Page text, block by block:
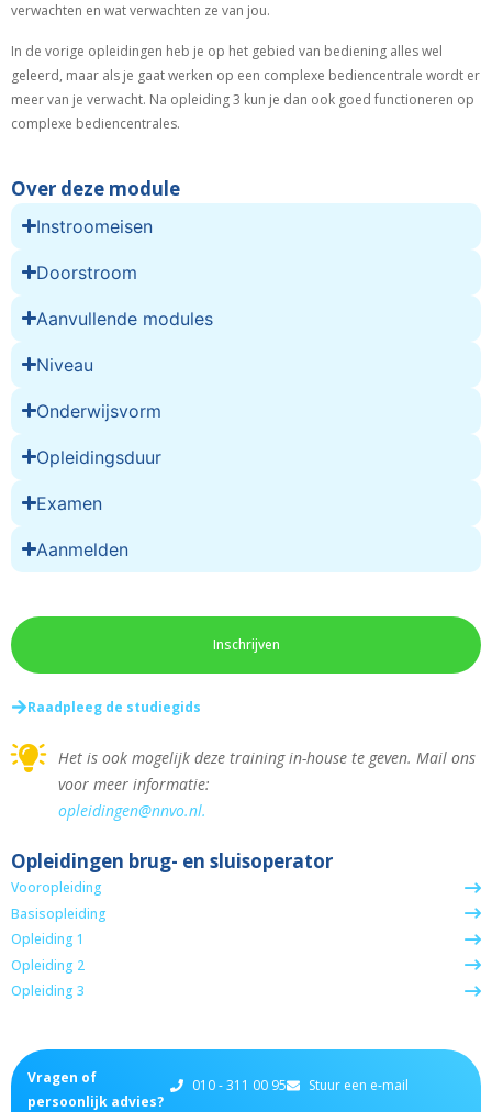
verwachten en wat verwachten ze van jou.
In de vorige opleidingen heb je op het gebied van bediening alles wel
geleerd, maar als je gaat werken op een complexe bediencentrale wordt er
meer van je verwacht. Na opleiding 3 kun je dan ook goed functioneren op
complexe bediencentrales.
Over deze module
Instroomeisen
Doorstroom
Aanvullende modules
Niveau
Onderwijsvorm
Opleidingsduur
Examen
Aanmelden
Inschrijven
Raadpleeg de studiegids
Het is ook mogelijk deze training in-house te geven. Mail ons
voor meer informatie:
opleidingen@nnvo.nl.
Opleidingen brug- en sluisoperator
Vooropleiding
Basisopleiding
Opleiding 1
Opleiding 2
Opleiding 3
Vragen of
persoonlijk advies?
010 - 311 00 95 Stuur een e-mail